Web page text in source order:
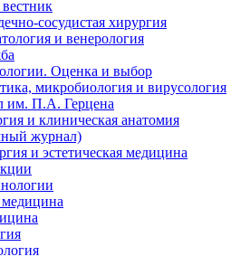
сосудистая хирургия
и венерология
Оценка и выбор
микробиология и вирусология
им. П.А. Герцена
и клиническая анатомия
журнал)
и эстетическая медицина